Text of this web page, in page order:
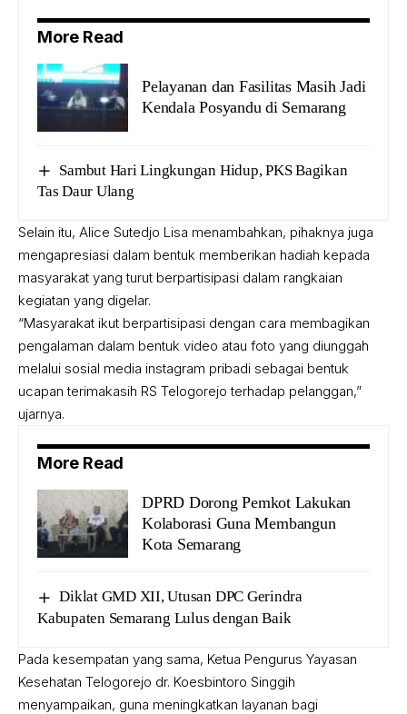
More Read
Pelayanan dan Fasilitas Masih Jadi
Kendala Posyandu di Semarang
Sambut Hari Lingkungan Hidup, PKS Bagikan
Tas Daur Ulang
Selain itu, Alice Sutedjo Lisa menambahkan, pihaknya juga
mengapresiasi dalam bentuk memberikan hadiah kepada
masyarakat yang turut berpartisipasi dalam rangkaian
kegiatan yang digelar.
“Masyarakat ikut berpartisipasi dengan cara membagikan
pengalaman dalam bentuk video atau foto yang diunggah
melalui sosial media instagram pribadi sebagai bentuk
ucapan terimakasih RS Telogorejo terhadap pelanggan,”
ujarnya.
More Read
DPRD Dorong Pemkot Lakukan
Kolaborasi Guna Membangun
Kota Semarang
Diklat GMD XII, Utusan DPC Gerindra
Kabupaten Semarang Lulus dengan Baik
Pada kesempatan yang sama, Ketua Pengurus Yayasan
Kesehatan Telogorejo dr. Koesbintoro Singgih
menyampaikan, guna meningkatkan layanan bagi